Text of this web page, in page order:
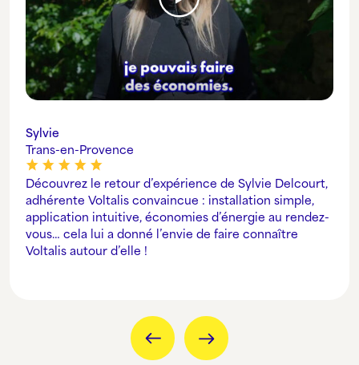
Sylvie
Trans-en-Provence
Découvrez le retour d’expérience de Sylvie Delcourt,
adhérente Voltalis convaincue : installation simple,
application intuitive, économies d’énergie au rendez-
vous… cela lui a donné l’envie de faire connaître
Voltalis autour d’elle !